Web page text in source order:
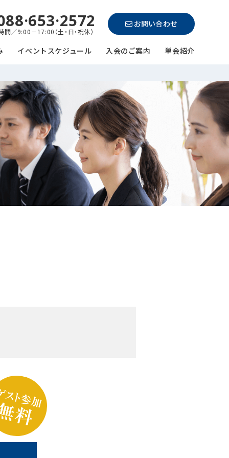
間／9:00－17:00（土・日・祝休）
お問い合わせ
イベントスケジュール 入会のご案内 単会紹介